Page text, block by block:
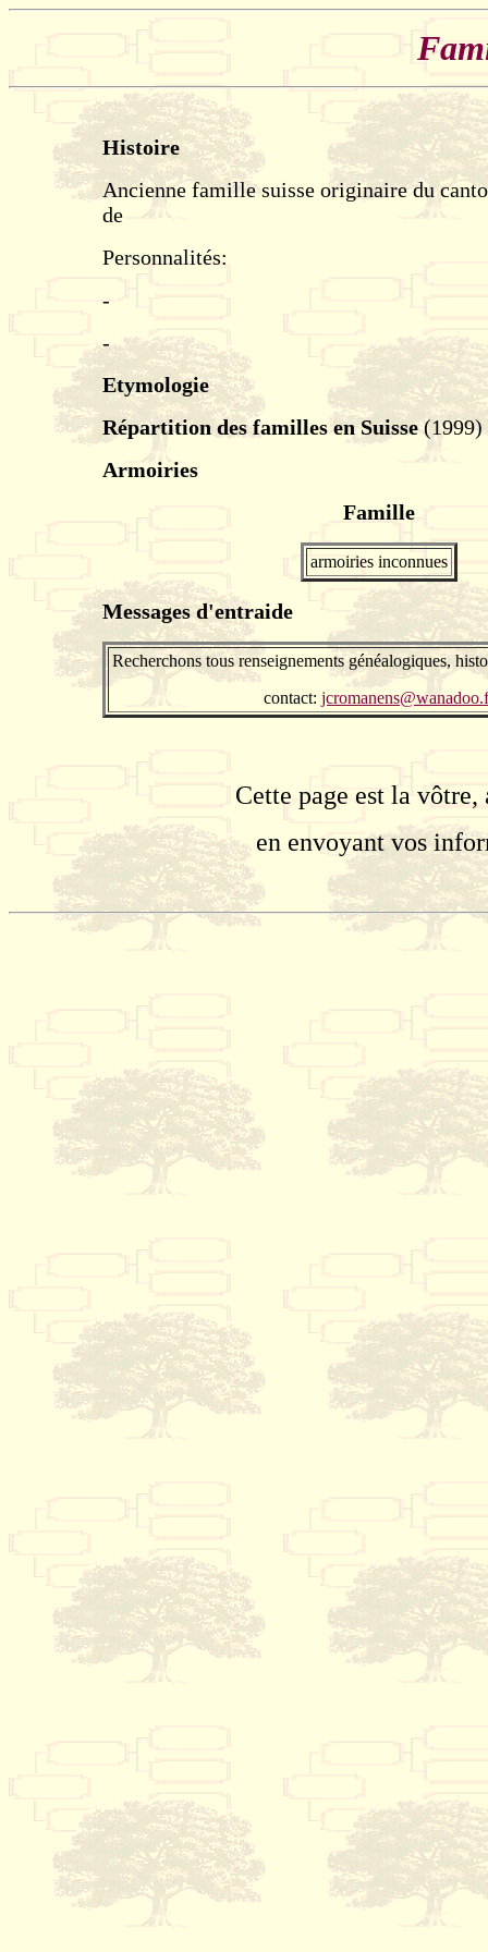
Histoire
Ancienne famille suisse originaire du
de
Personnalités:
-
-
Etymologie
Répartition des familles en Suisse(1999)
Armoiries
Famille
armoiries inconnues
Messages d'entraide
Recherchons tous renseignements généalogiques,
contact:
Cette page est la
en envoyant vos